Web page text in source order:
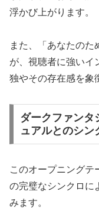
浮かび上がります。
また、「あなたのた
が、視聴者に強いイ
独やその存在感を象
ダークファンタ
ュアルとのシン
このオープニングテ
の完璧なシンクロに
みます。